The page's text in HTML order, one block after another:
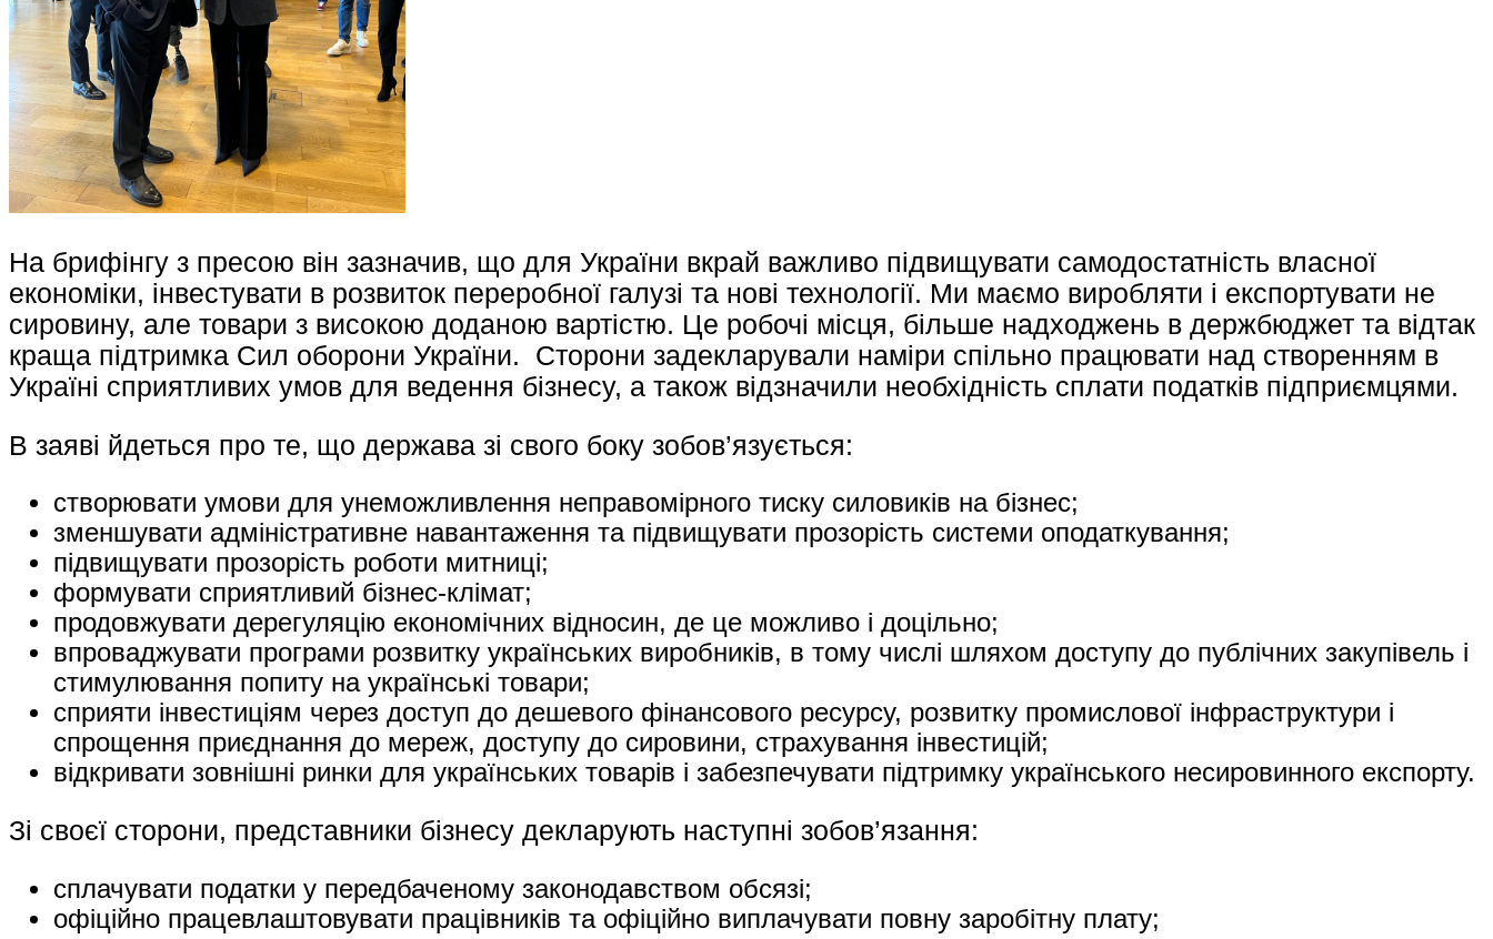
На брифінгу з пресою він зазначив, що для України вкрай важливо підвищувати самодостатність власної
економіки, інвестувати в розвиток переробної галузі та нові технології. Ми маємо виробляти і експортувати не
сировину, але товари з високою доданою вартістю. Це робочі місця, більше надходжень в держбюджет та відтак
краща підтримка Сил оборони України. Сторони задекларували наміри спільно працювати над створенням в
Україні сприятливих умов для ведення бізнесу, а також відзначили необхідність сплати податків підприємцями.
В заяві йдеться про те, що держава зі свого боку зобов’язується:
створювати умови для унеможливлення неправомірного тиску силовиків на бізнес;
зменшувати адміністративне навантаження та підвищувати прозорість системи оподаткування;
підвищувати прозорість роботи митниці;
формувати сприятливий бізнес-клімат;
продовжувати дерегуляцію економічних відносин, де це можливо і доцільно;
впроваджувати програми розвитку українських виробників, в тому числі шляхом доступу до публічних закупівель і
стимулювання попиту на українські товари;
сприяти інвестиціям через доступ до дешевого фінансового ресурсу, розвитку промислової інфраструктури і
спрощення приєднання до мереж, доступу до сировини, страхування інвестицій;
відкривати зовнішні ринки для українських товарів і забезпечувати підтримку українського несировинного експорту.
Зі своєї сторони, представники бізнесу декларують наступні зобов’язання:
сплачувати податки у передбаченому законодавством обсязі;
офіційно працевлаштовувати працівників та офіційно виплачувати повну заробітну плату;